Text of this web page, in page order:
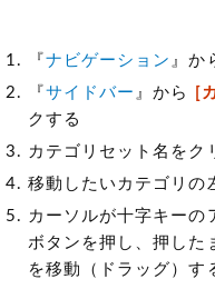
『ナビゲーション 』か
『サイドバー 』から [
クする
カテゴリセット名をク
移動したいカテゴリの
カーソルが十字キーの
ボタンを押し、押した
を移動（ドラッグ）す